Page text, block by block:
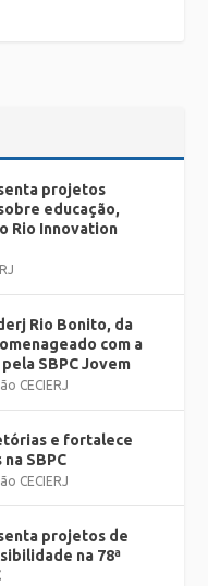
projetos
educação,
Rio Innovation
Rio Bonito, da
com a
SBPC Jovem
CECIERJ
e fortalece
SBPC
CECIERJ
projetos de
na 78ª